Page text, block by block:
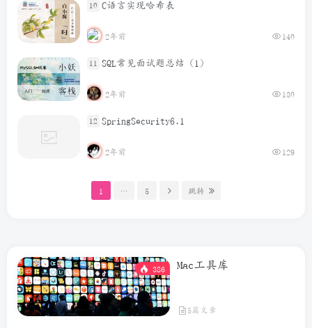
10 C语言实现哈希表
2年前 140
11 SQL常见面试题总结（1）
2年前 130
12 SpringSecurity6.1
2年前 129
1 … 5 跳转
386 Mac工具库
5篇文章